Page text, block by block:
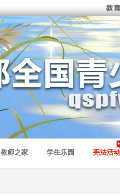
教师之家 学生乐园 宪法活动